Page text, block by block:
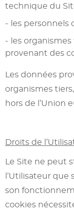
technique du
les personnels
les
provenant des
Les données
organismes
hors de l’Union
Droits de
Le Site ne peut
l’Utilisateur que
son
cookies